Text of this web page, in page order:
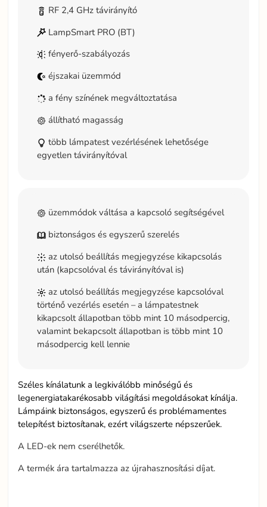
RF 2,4 GHz távirányító
LampSmart PRO (BT)
fényerő-szabályozás
éjszakai üzemmód
a fény színének megváltoztatása
állítható magasság
több lámpatest vezérlésének lehetősége
egyetlen távirányítóval
üzemmódok váltása a kapcsoló segítségével
biztonságos és egyszerű szerelés
az utolsó beállítás megjegyzése kikapcsolás
után (kapcsolóval és távirányítóval is)
az utolsó beállítás megjegyzése kapcsolóval
történő vezérlés esetén – a lámpatestnek
kikapcsolt állapotban több mint 10 másodpercig,
valamint bekapcsolt állapotban is több mint 10
másodpercig kell lennie
Széles kínálatunk a legkiválóbb minőségű és
legenergiatakarékosabb világítási megoldásokat kínálja.
Lámpáink biztonságos, egyszerű és problémamentes
telepítést biztosítanak, ezért világszerte népszerűek.
A LED-ek nem cserélhetők.
A termék ára tartalmazza az újrahasznosítási díjat.